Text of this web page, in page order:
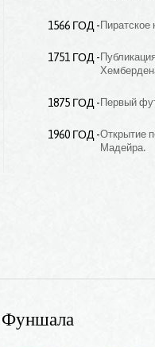
1566 ГОД Пиратское
1751 ГОД
1875 ГОД Первый
1960 ГОД Открытие
Мадейра.
Фуншала